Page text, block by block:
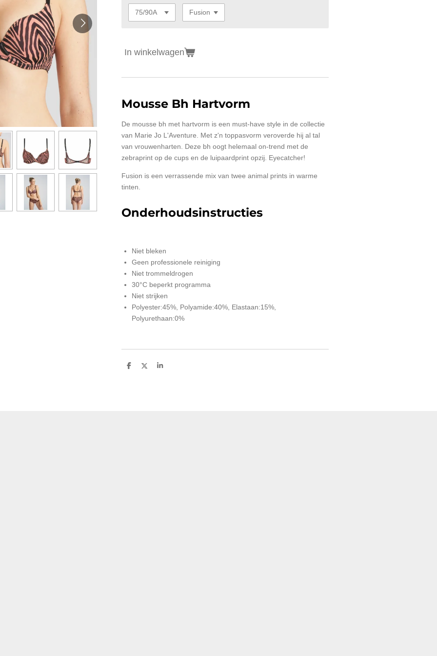
In winkelwagen
Mousse Bh Hartvorm
De mousse bh met hartvorm is een must-have style in de collectie
van Marie Jo L'Aventure. Met z'n toppasvorm veroverde hij al tal
van vrouwenharten. Deze bh oogt helemaal on-trend met de
zebraprint op de cups en de luipaardprint opzij. Eyecatcher!
Fusion is een verrassende mix van twee animal prints in warme
tinten.
Onderhoudsinstructies
Niet bleken
Geen professionele reiniging
Niet trommeldrogen
30°C beperkt programma
Niet strijken
Polyester:45%, Polyamide:40%, Elastaan:15%,
Polyurethaan:0%
D
D
S